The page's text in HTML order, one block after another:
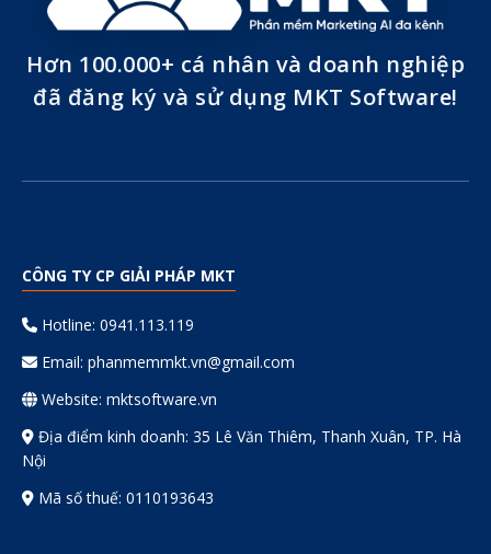
Hơn 100.000+ cá nhân và doanh nghiệp
đã đăng ký và sử dụng MKT Software!
CÔNG TY CP GIẢI PHÁP MKT
Hotline: 0941.113.119
Email: phanmemmkt.vn@gmail.com
Website: mktsoftware.vn
Địa điểm kinh doanh: 35 Lê Văn Thiêm, Thanh Xuân, TP. Hà
Nội
Mã số thuế: 0110193643